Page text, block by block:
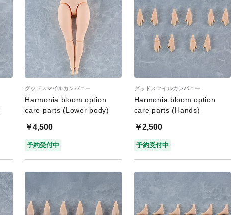
グッドスマイルカンパニー
Harmonia bloom option
care parts (Lower body)
￥4,500
予約受付中
グッドスマイルカンパニー
Harmonia bloom option
care parts (Hands)
￥2,500
予約受付中